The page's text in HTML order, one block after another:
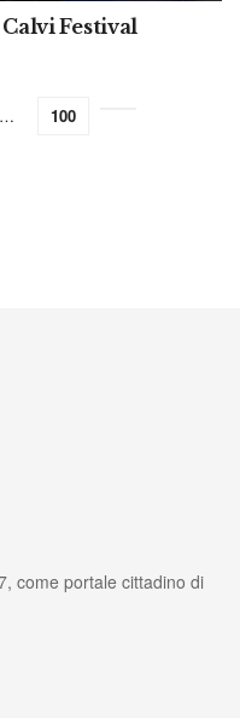
Calvi Festival
… 100
come portale cittadino di